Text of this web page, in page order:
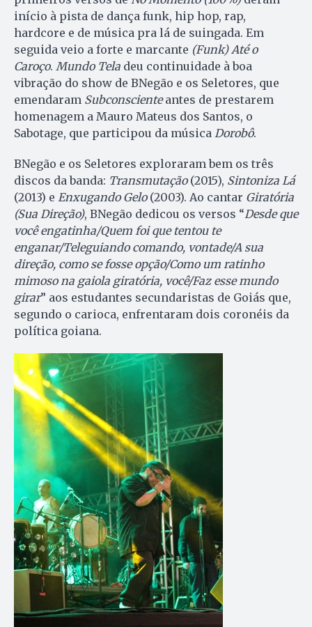
início à pista de dança funk, hip hop, rap,
hardcore e de música pra lá de suingada. Em
seguida veio a forte e marcante (Funk) Até o
Caroço. Mundo Tela deu continuidade à boa
vibração do show de BNegão e os Seletores, que
emendaram Subconscienteantes de prestarem
homenagem a Mauro Mateus dos Santos, o
Sabotage, que participou da música Dorobô.
BNegão e os Seletores exploraram bem os três
discos da banda: Transmutação(2015), Sintoniza Lá
(2013) e Enxugando Gelo(2003). Ao cantar Giratória
(Sua Direção), BNegão dedicou os versos “Desde que
você engatinha/Quem foi que tentou te
enganar/Teleguiando comando, vontade/A sua
direção, como se fosse opção/Como um ratinho
mimoso na gaiola giratória, você/Faz esse mundo
girar” aos estudantes secundaristas de Goiás que,
segundo o carioca, enfrentaram dois coronéis da
política goiana.